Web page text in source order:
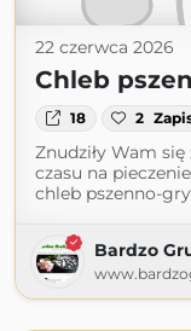
22 czerwca 2026
Chleb
18 2
Znudziły Wam
czasu na
chleb pszenno-
Bardzo